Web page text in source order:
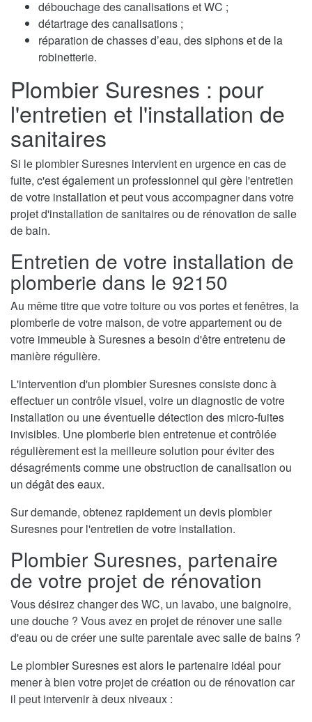
débouchage des canalisations et WC ;
détartrage des canalisations ;
réparation de chasses d’eau, des siphons et de la
robinetterie.
Plombier Suresnes : pour
l'entretien et l'installation de
sanitaires
Si le plombier Suresnes intervient en urgence en cas de
fuite, c'est également un professionnel qui gère l'entretien
de votre installation et peut vous accompagner dans votre
projet d'installation de sanitaires ou de rénovation de salle
de bain.
Entretien de votre installation de
plomberie dans le 92150
Au même titre que votre toiture ou vos portes et fenêtres, la
plomberie de votre maison, de votre appartement ou de
votre immeuble à Suresnes a besoin d'être entretenu de
manière régulière.
L'intervention d'un plombier Suresnes consiste donc à
effectuer un contrôle visuel, voire un diagnostic de votre
installation ou une éventuelle détection des micro-fuites
invisibles. Une plomberie bien entretenue et contrôlée
régulièrement est la meilleure solution pour éviter des
désagréments comme une obstruction de canalisation ou
un dégât des eaux.
Sur demande, obtenez rapidement un devis plombier
Suresnes pour l'entretien de votre installation.
Plombier Suresnes, partenaire
de votre projet de rénovation
Vous désirez changer des WC, un lavabo, une baignoire,
une douche ? Vous avez en projet de rénover une salle
d'eau ou de créer une suite parentale avec salle de bains ?
Le plombier Suresnes est alors le partenaire idéal pour
mener à bien votre projet de création ou de rénovation car
il peut intervenir à deux niveaux :